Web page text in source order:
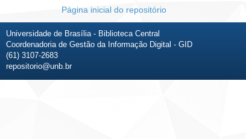
Página inicial do repositório
Universidade de Brasília - Biblioteca Central
Coordenadoria de Gestão da Informação Digital - GID
(61) 3107-2683
repositorio@unb.br